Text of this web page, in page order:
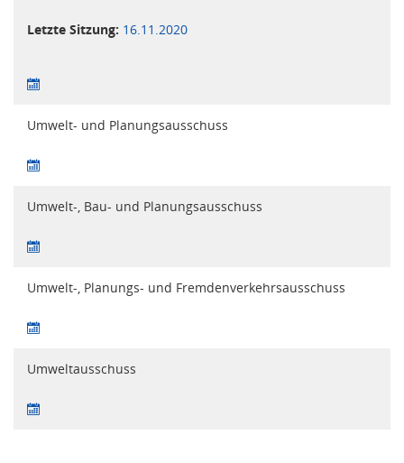
Letzte Sitzung: 16.11.2020
Umwelt- und Planungsausschuss
Umwelt-, Bau- und Planungsausschuss
Umwelt-, Planungs- und Fremdenverkehrsausschuss
Umweltausschuss